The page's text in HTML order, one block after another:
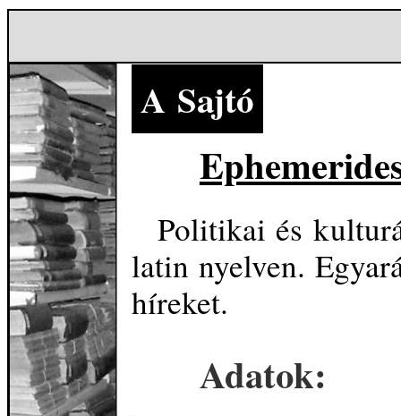
A Sajtó
Politikai és
latin nyelven.
híreket.
Adatok: